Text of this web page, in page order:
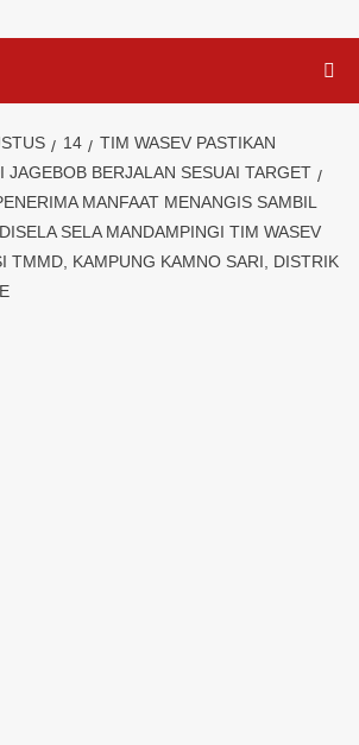
14
TIM WASEV PASTIKAN
JAGEBOB BERJALAN SESUAI TARGET
MANFAAT MENANGIS SAMBIL
SELA MANDAMPINGI TIM WASEV
TMMD, KAMPUNG KAMNO SARI, DISTRIK